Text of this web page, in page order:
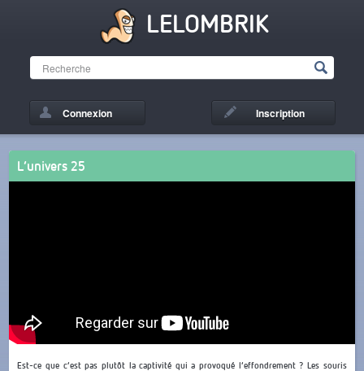
LELOMBRIK
Connexion Inscription
L’univers 25
Est-ce que c’est pas plutôt la captivité qui a provoqué l’effondrement ? Les souris